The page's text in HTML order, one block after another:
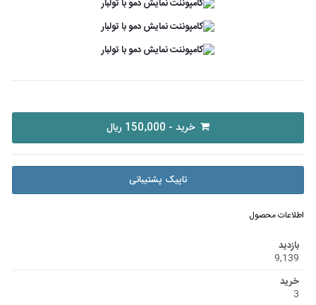
خرید - 150٬000 ریال
تاپیک پشتیبانی
اطلاعات محصول
بازدید
9,139
خرید
3